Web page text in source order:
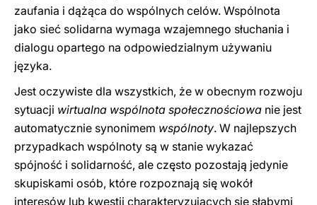
zaufania i dążąca do wspólnych celów. Wspólnota
jako sieć solidarna wymaga wzajemnego słuchania i
dialogu opartego na odpowiedzialnym używaniu
języka.
Jest oczywiste dla wszystkich, że w obecnym rozwoju
sytuacji wirtualna wspólnota społecznościowa nie jest
automatycznie synonimem wspólnoty. W najlepszych
przypadkach wspólnoty są w stanie wykazać
spójność i solidarność, ale często pozostają jedynie
skupiskami osób, które rozpoznają się wokół
interesów lub kwestii charakteryzujących się słabymi